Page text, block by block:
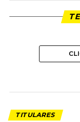
TITULARES